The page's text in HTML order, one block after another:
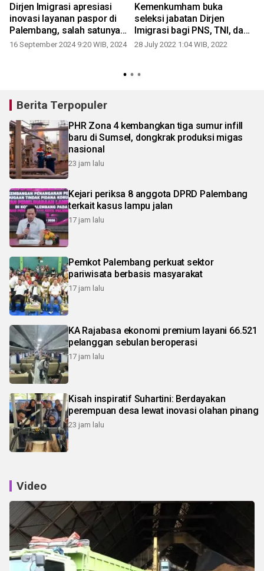
Dirjen Imigrasi apresiasi
inovasi layanan paspor di
Palembang, salah satunya
Si Ampera
16 September 2024 9:20 WIB, 2024
Kemenkumham buka
seleksi jabatan Dirjen
Imigrasi bagi PNS, TNI, dan
Polri
28 July 2022 1:04 WIB, 2022
Berita Terpopuler
PHR Zona 4 kembangkan tiga sumur infill
baru di Sumsel, dongkrak produksi migas
nasional
23 jam lalu
Kejari periksa 8 anggota DPRD Palembang
terkait kasus lampu jalan
17 jam lalu
Pemkot Palembang perkuat sektor
pariwisata berbasis masyarakat
17 jam lalu
KA Rajabasa ekonomi premium layani 66.521
pelanggan sebulan beroperasi
17 jam lalu
Kisah inspiratif Suhartini: Berdayakan
perempuan desa lewat inovasi olahan pinang
23 jam lalu
Video